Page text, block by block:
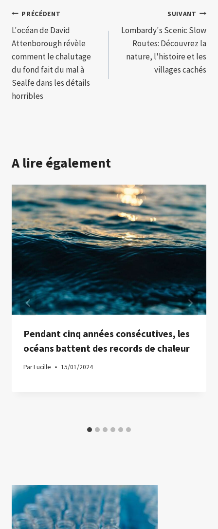
Navigation
de
l’article
PRÉCÉDENT
L'océan de David
Attenborough révèle
comment le chalutage
du fond fait du mal à
Sealfe dans les détails
horribles
SUIVANT
Lombardy's Scenic Slow
Routes: Découvrez la
nature, l'histoire et les
villages cachés
A lire également
Pendant cinq années consécutives, les
océans battent des records de chaleur
ParLucille 15/01/2024